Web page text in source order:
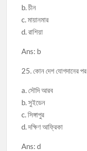
b. চীন
c. মায়ানমার
d. রাশিয়া
Ans: b
25. কোন দেশ যোগদানের
a. সৌদি আরব
b. সুইডেন
c. সিঙ্গাপুর
d. দক্ষিণ আফ্রিকা
Ans: d